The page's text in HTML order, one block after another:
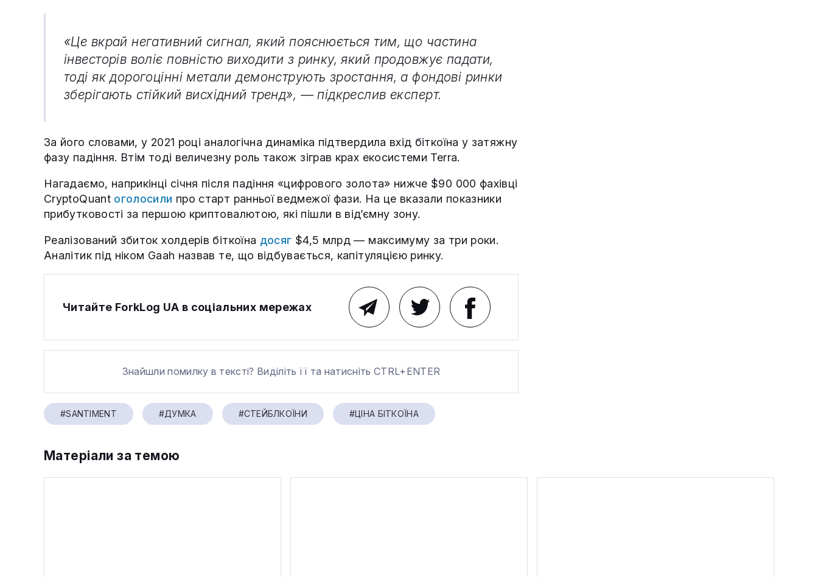
«Це вкрай негативний сигнал, який пояснюється тим, що частина
інвесторів воліє повністю виходити з ринку, який продовжує падати,
тоді як дорогоцінні метали демонструють зростання, а фондові ринки
зберігають стійкий висхідний тренд», — підкреслив експерт.
За його словами, у 2021 році аналогічна динаміка підтвердила вхід біткоїна у затяжну
фазу падіння. Втім тоді величезну роль також зіграв крах екосистеми Terra.
Нагадаємо, наприкінці січня після падіння «цифрового золота» нижче $90 000 фахівці
CryptoQuant оголосили про старт ранньої ведмежої фази. На це вказали показники
прибутковості за першою криптовалютою, які пішли в від’ємну зону.
Реалізований збиток холдерів біткоїна досяг $4,5 млрд — максимуму за три роки.
Аналітик під ніком Gaah назвав те, що відбувається, капітуляцією ринку.
Читайте ForkLog UA в соціальних мережах
Знайшли помилку в тексті? Виділіть її та натисніть CTRL+ENTER
#SANTIMENT #ДУМКА #СТЕЙБЛКОЇНИ #ЦІНА БІТКОЇНА
Матеріали за темою